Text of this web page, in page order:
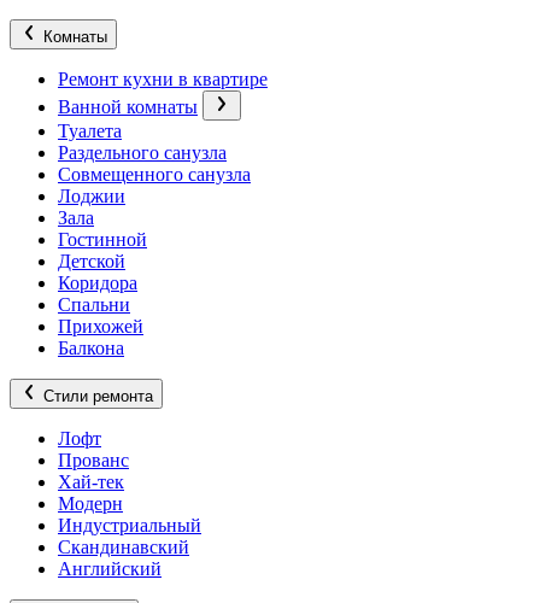
Комнаты
Ремонт кухни в квартире
Ванной комнаты
Туалета
Раздельного санузла
Совмещенного санузла
Лоджии
Зала
Гостинной
Детской
Коридора
Спальни
Прихожей
Балкона
Стили ремонта
Лофт
Прованс
Хай-тек
Модерн
Индустриальный
Скандинавский
Английский